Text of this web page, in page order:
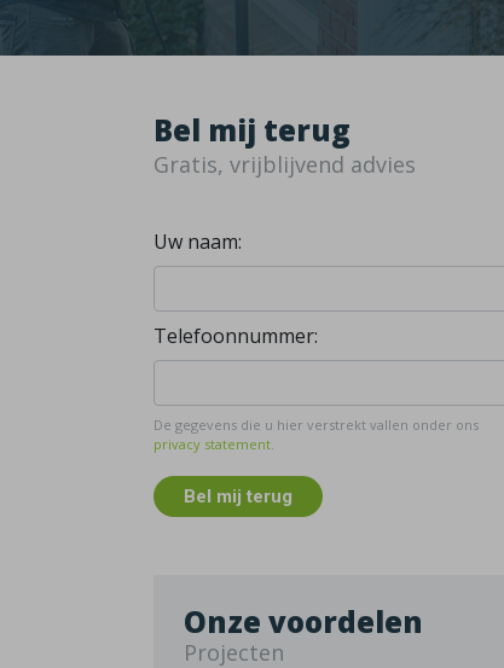
Bel mij terug
Gratis, vrijblijvend advies
Uw naam:
Telefoonnummer:
De gegevens die u hier verstrekt vallen onder ons
privacy statement.
Bel mij terug
Onze voordelen
Projecten